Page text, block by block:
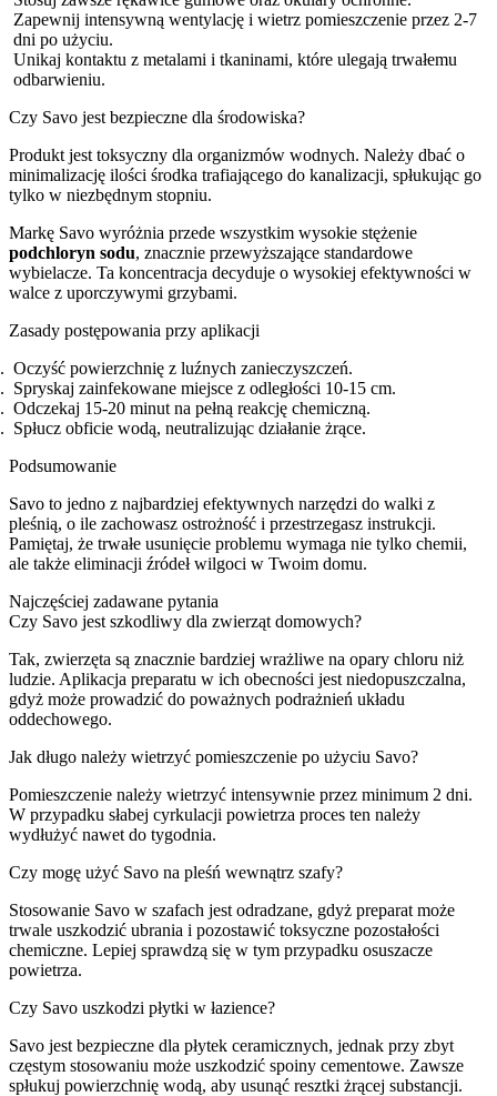
Zapewnij intensywną wentylację i wietrz pomieszczenie przez 2-7
dni po użyciu.
Unikaj kontaktu z metalami i tkaninami, które ulegają trwałemu
odbarwieniu.
Czy Savo jest bezpieczne dla środowiska?
Produkt jest toksyczny dla organizmów wodnych. Należy dbać o
minimalizację ilości środka trafiającego do kanalizacji, spłukując go
tylko w niezbędnym stopniu.
Markę Savo wyróżnia przede wszystkim wysokie stężenie
podchloryn sodu, znacznie przewyższające standardowe
wybielacze. Ta koncentracja decyduje o wysokiej efektywności w
walce z uporczywymi grzybami.
Zasady postępowania przy aplikacji
Oczyść powierzchnię z luźnych zanieczyszczeń.
Spryskaj zainfekowane miejsce z odległości 10-15 cm.
Odczekaj 15-20 minut na pełną reakcję chemiczną.
Spłucz obficie wodą, neutralizując działanie żrące.
Podsumowanie
Savo to jedno z najbardziej efektywnych narzędzi do walki z
pleśnią, o ile zachowasz ostrożność i przestrzegasz instrukcji.
Pamiętaj, że trwałe usunięcie problemu wymaga nie tylko chemii,
ale także eliminacji źródeł wilgoci w Twoim domu.
Najczęściej zadawane pytania
Czy Savo jest szkodliwy dla zwierząt domowych?
Tak, zwierzęta są znacznie bardziej wrażliwe na opary chloru niż
ludzie. Aplikacja preparatu w ich obecności jest niedopuszczalna,
gdyż może prowadzić do poważnych podrażnień układu
oddechowego.
Jak długo należy wietrzyć pomieszczenie po użyciu Savo?
Pomieszczenie należy wietrzyć intensywnie przez minimum 2 dni.
W przypadku słabej cyrkulacji powietrza proces ten należy
wydłużyć nawet do tygodnia.
Czy mogę użyć Savo na pleśń wewnątrz szafy?
Stosowanie Savo w szafach jest odradzane, gdyż preparat może
trwale uszkodzić ubrania i pozostawić toksyczne pozostałości
chemiczne. Lepiej sprawdzą się w tym przypadku osuszacze
powietrza.
Czy Savo uszkodzi płytki w łazience?
Savo jest bezpieczne dla płytek ceramicznych, jednak przy zbyt
częstym stosowaniu może uszkodzić spoiny cementowe. Zawsze
spłukuj powierzchnię wodą, aby usunąć resztki żrącej substancji.